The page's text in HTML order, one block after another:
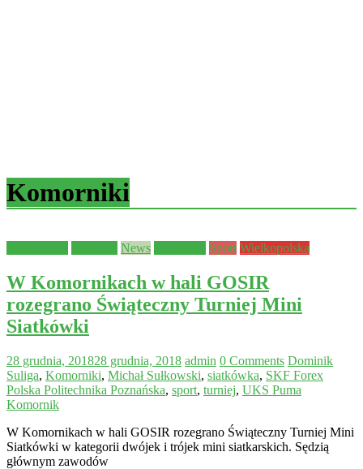
Komorniki
News Sport Wielkopolska
W Komornikach w hali GOSIR
rozegrano Świąteczny Turniej Mini
Siatkówki
28 grudnia, 201828 grudnia, 2018 admin 0 Comments Dominik
Suliga, Komorniki, Michał Sułkowski, siatkówka, SKF Forex
Polska Politechnika Poznańska, sport, turniej, UKS Puma
Komornik
W Komornikach w hali GOSIR rozegrano Świąteczny Turniej Mini
Siatkówki w kategorii dwójek i trójek mini siatkarskich. Sędzią
głównym zawodów